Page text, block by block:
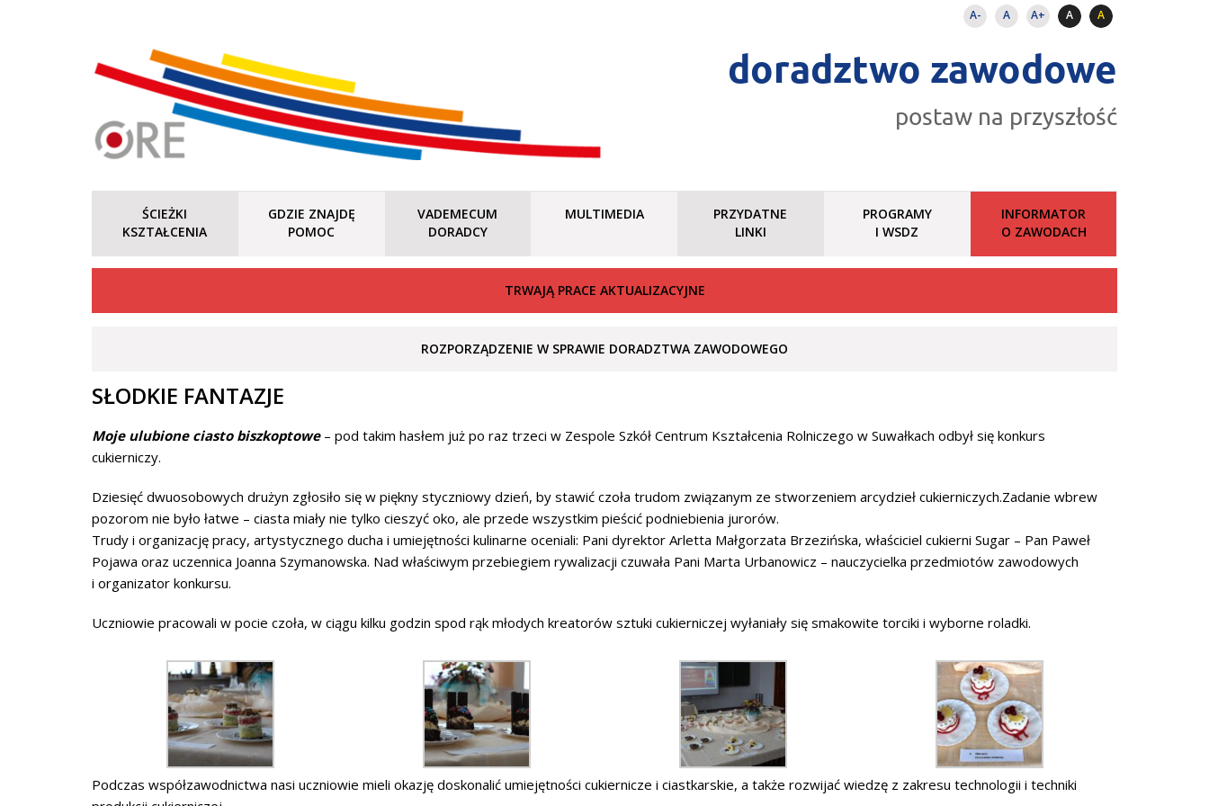
A- A A+ A A
doradztwo zawodowe
postaw na przyszłość
ŚCIEŻKI
KSZTAŁCENIA
GDZIE ZNAJDĘ
POMOC
VADEMECUM
DORADCY
MULTIMEDIA
PRZYDATNE
LINKI
PROGRAMY
I WSDZ
INFORMATOR
O ZAWODACH
TRWAJĄ PRACE AKTUALIZACYJNE
ROZPORZĄDZENIE W SPRAWIE DORADZTWA ZAWODOWEGO
SŁODKIE FANTAZJE
Moje ulubione ciasto biszkoptowe– pod takim hasłem już po raz trzeci w Zespole Szkół Centrum Kształcenia Rolniczego w Suwałkach odbył się konkurs
cukierniczy.
Dziesięć dwuosobowych drużyn zgłosiło się w piękny styczniowy dzień, by stawić czoła trudom związanym ze stworzeniem arcydzieł cukierniczych.Zadanie wbrew
pozorom nie było łatwe – ciasta miały nie tylko cieszyć oko, ale przede wszystkim pieścić podniebienia jurorów.
Trudy i organizację pracy, artystycznego ducha i umiejętności kulinarne oceniali: Pani dyrektor Arletta Małgorzata Brzezińska, właściciel cukierni Sugar – Pan Paweł
Pojawa oraz uczennica Joanna Szymanowska. Nad właściwym przebiegiem rywalizacji czuwała Pani Marta Urbanowicz – nauczycielka przedmiotów zawodowych
i organizator konkursu.
Uczniowie pracowali w pocie czoła, w ciągu kilku godzin spod rąk młodych kreatorów sztuki cukierniczej wyłaniały się smakowite torciki i wyborne roladki.
Podczas współzawodnictwa nasi uczniowie mieli okazję doskonalić umiejętności cukiernicze i ciastkarskie, a także rozwijać wiedzę z zakresu technologii i techniki